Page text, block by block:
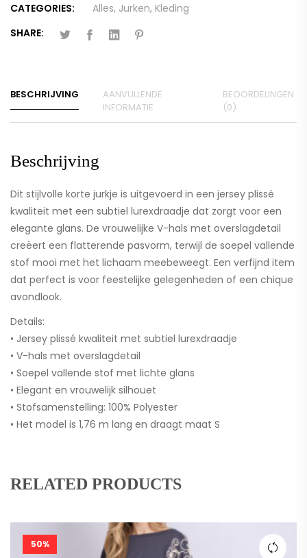
CATEGORIES:
Alles, Jurken, Kleding
SHARE:
BESCHRIJVING
AANVULLENDE
INFORMATIE
BEOORDELINGEN
(0)
Beschrijving
Dit stijlvolle korte jurkje is uitgevoerd in een jersey plissé
kwaliteit met een subtiel lurexdraadje dat zorgt voor een
elegante glans. De vrouwelijke V-hals met overslagdetail
creëert een flatterende pasvorm, terwijl de soepel vallende
stof mooi met het lichaam meebeweegt. Een verfijnd item
dat perfect is voor feestelijke gelegenheden of een chique
avondlook.
Details:
• Jersey plissé kwaliteit met subtiel lurexdraadje
• V-hals met overslagdetail
• Soepel vallende stof met lichte glans
• Elegant en vrouwelijk silhouet
• Stofsamenstelling: 100% Polyester
• Het model is 1,76 m lang en draagt maat S
RELATED PRODUCTS
50%